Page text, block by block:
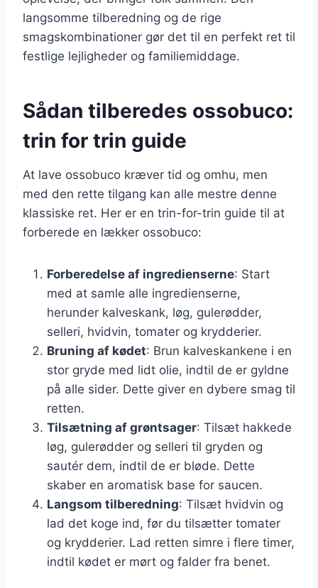
langsomme tilberedning og de rige
smagskombinationer gør det til en perfekt ret til
festlige lejligheder og familiemiddage.
Sådan tilberedes ossobuco:
trin for trin guide
At lave ossobuco kræver tid og omhu, men
med den rette tilgang kan alle mestre denne
klassiske ret. Her er en trin-for-trin guide til at
forberede en lækker ossobuco:
Forberedelse af ingredienserne: Start
med at samle alle ingredienserne,
herunder kalveskank, løg, gulerødder,
selleri, hvidvin, tomater og krydderier.
Bruning af kødet: Brun kalveskankene i en
stor gryde med lidt olie, indtil de er gyldne
på alle sider. Dette giver en dybere smag til
retten.
Tilsætning af grøntsager: Tilsæt hakkede
løg, gulerødder og selleri til gryden og
sautér dem, indtil de er bløde. Dette
skaber en aromatisk base for saucen.
Langsom tilberedning: Tilsæt hvidvin og
lad det koge ind, før du tilsætter tomater
og krydderier. Lad retten simre i flere timer,
indtil kødet er mørt og falder fra benet.